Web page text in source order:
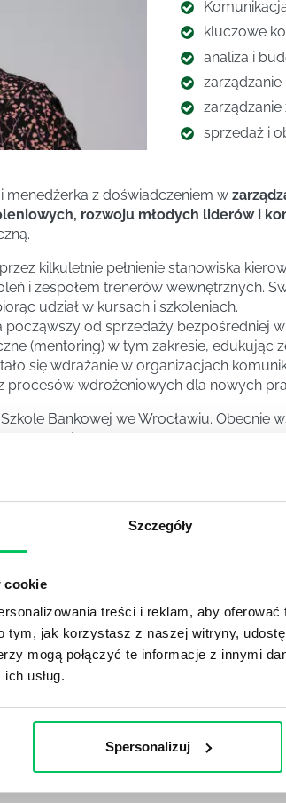
Szczegóły
cookie
treści i reklam, aby oferować
tym, jak korzystasz z naszej witryny,
mogą połączyć te informacje z innymi
usług.
Spersonalizuj
kluczowe
analiza i
zarządzanie
sprzedaż i
menedżerka z doświadczeniem w
rozwoju młodych liderów i
kilkuletnie pełnienie stanowiska
i zespołem trenerów wewnętrznych.
udział w kursach i szkoleniach.
począwszy od sprzedaży bezpośredniej
(mentoring) w tym zakresie, edukując
się wdrażanie w organizacjach
procesów wdrożeniowych dla nowych
Bankowej we Wrocławiu. Obecnie
szkoleniowe. Ukończyła szereg
h dla doświadczonych trenerów w
zmianą w organizacji
Zarządzanie odpornością i własną
Projektuje programy
skuteczne rozwiązania.
dla której realizuje warsztaty
problemy menadżerskie, dlatego